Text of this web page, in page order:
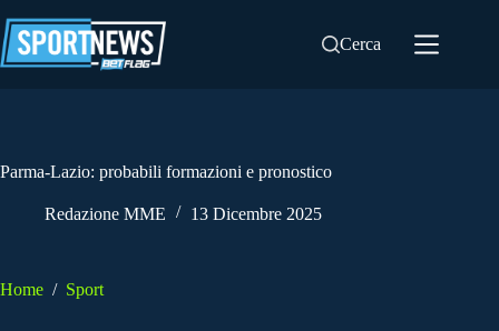
al
contenuto
Cerca
Parma-Lazio: probabili formazioni e pronostico
Redazione MME 13 Dicembre 2025
Home / Sport